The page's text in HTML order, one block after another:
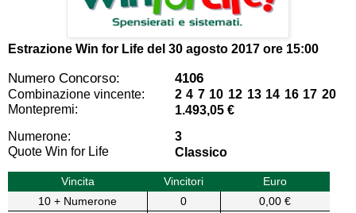
Estrazione Win for Life del 30 agosto 2017 ore 15:00
Numero Concorso: 4106
Combinazione vincente:
2 4 7 10 12 13 14 16 17 20
Montepremi:
1.493,05 €
Numerone:
3
Quote Win for Life
Classico
Vincita Vincitori
Euro
10 + Numerone
0
0,00 €